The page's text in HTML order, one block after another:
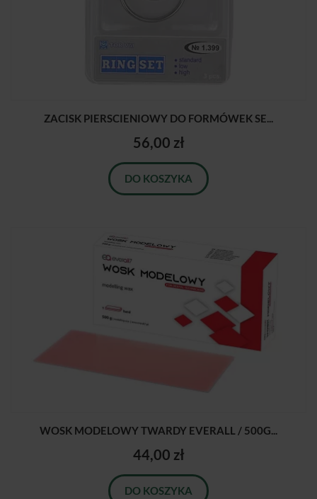
ZACISK PIERSCIENIOWY DO FORMÓWEK SE...
56,00 zł
DO KOSZYKA
WOSK MODELOWY TWARDY EVERALL / 500G...
44,00 zł
DO KOSZYKA